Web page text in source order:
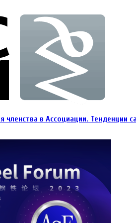
членства в Ассоциации. Тенденции